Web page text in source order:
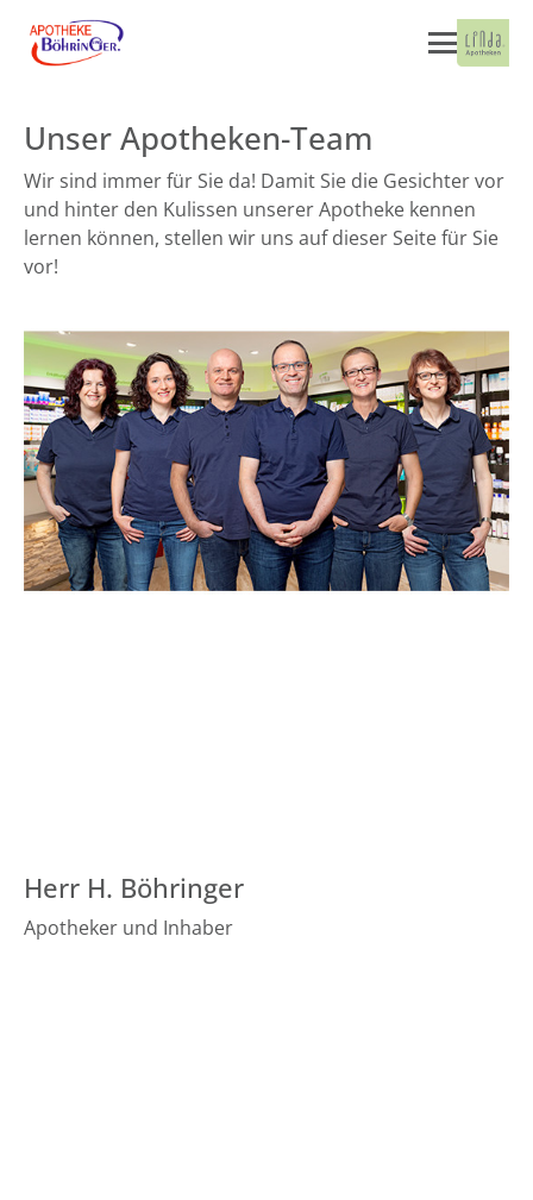
Unser Apotheken-Team
Wir sind immer für Sie da! Damit Sie die Gesichter vor
und hinter den Kulissen unserer Apotheke kennen
lernen können, stellen wir uns auf dieser Seite für Sie
vor!
Herr H. Böhringer
Apotheker und Inhaber